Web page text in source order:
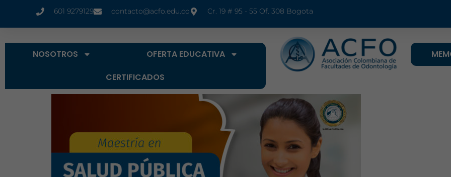
601 9279129 contacto@acfo.edu.co Cr. 19 # 95 - 55 Of. 308 Bogota
NOSOTROS
OFERTA EDUCATIVA
CERTIFICADOS